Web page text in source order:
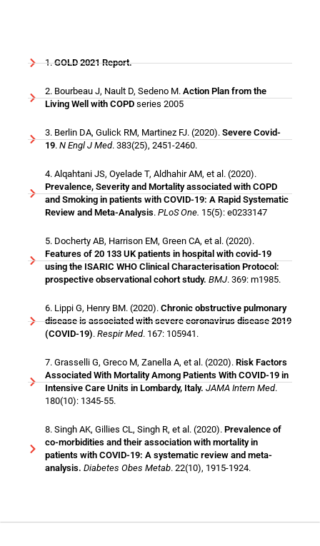
1.GOLD 2021 Report.
2. Bourbeau J, Nault D, Sedeno M. Action Plan from the
Living Well with COPDseries 2005
3. Berlin DA, Gulick RM, Martinez FJ. (2020). Severe Covid-
19. N Engl J Med. 383(25), 2451-2460.
4. Alqahtani JS, Oyelade T, Aldhahir AM, et al. (2020).
Prevalence, Severity and Mortality associated with COPD
and Smoking in patients with COVID-19: A Rapid Systematic
Review and Meta-Analysis. PLoS One. 15(5): e0233147
5. Docherty AB, Harrison EM, Green CA, et al. (2020).
Features of 20 133 UK patients in hospital with covid-19
using the ISARIC WHO Clinical Characterisation Protocol:
prospective observational cohort study. BMJ. 369: m1985.
6. Lippi G, Henry BM. (2020). Chronic obstructive pulmonary
disease is associated with severe coronavirus disease 2019
(COVID-19). Respir Med. 167: 105941.
7. Grasselli G, Greco M, Zanella A, et al. (2020). Risk Factors
Associated With Mortality Among Patients With COVID-19 in
Intensive Care Units in Lombardy, Italy. JAMA Intern Med.
180(10): 1345-55.
8. Singh AK, Gillies CL, Singh R, et al. (2020). Prevalence of
co-morbidities and their association with mortality in
patients with COVID-19: A systematic review and meta-
analysis. Diabetes Obes Metab. 22(10), 1915-1924.